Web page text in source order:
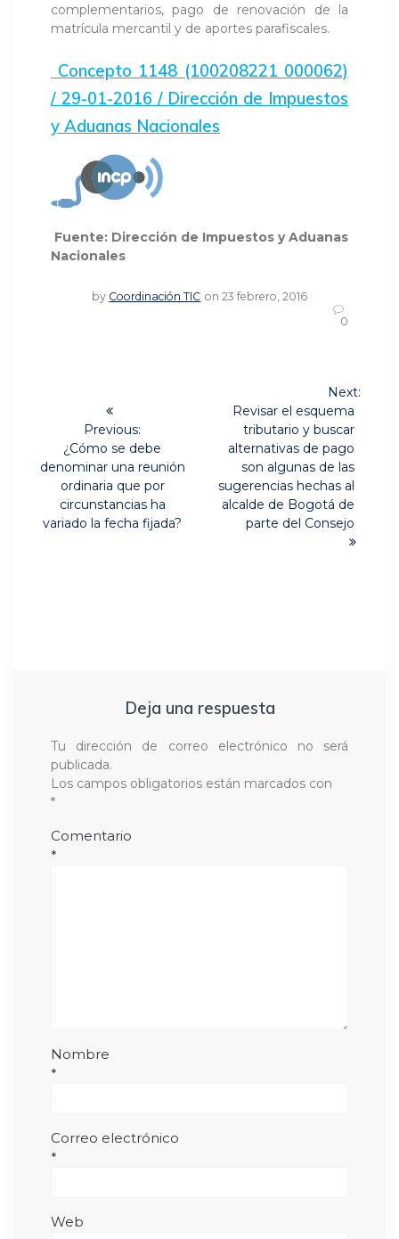
complementarios, pago de renovación de la
matrícula mercantil y de aportes parafiscales.
Concepto 1148 (100208221 000062)
/ 29-01-2016 / Dirección de Impuestos
y Aduanas Nacionales
Fuente: Dirección de Impuestos y Aduanas
Nacionales
by Coordinación TIC on 23 febrero, 2016
0
entradas
Previous:
Previous
post:
¿Cómo se debe
denominar una reunión
ordinaria que por
circunstancias ha
variado la fecha fijada?
Next:
NextRevisar el esquema
tributario y buscar
alternativas de pago
son algunas de las
sugerencias hechas al
alcalde de Bogotá de
parte del Consejo
Deja una respuesta
Tu dirección de correo electrónico no será
publicada.
Los campos obligatorios están marcados con
*
Comentario
*
Nombre
*
Correo electrónico
*
Web